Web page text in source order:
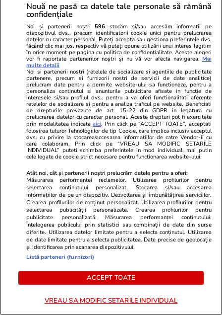
lume în 2026 și pe ce loc se află
România în clasamentul global
despre
regulate la
femeii este
hormonal”
Lifestyle 08 iul.
Ce este oțetul de orez și în ce
preparate se folosește
Vacanțe și Cultură 07 iul.
De ce să fotografiezi bagajul
înainte de a pleca în vacanță
Vacanțe și Cultură
Nouă ne pasă ca datele tale personale să rămână
confidențiale
Noi și partenerii noștri 596 stocăm și/sau accesăm informații pe
dispozitivul dvs., precum identificatorii cookie unici pentru prelucrarea
datelor cu caracter personal. Puteți accepta sau gestiona preferințele dvs.
făcând clic mai jos, respectiv vă puteți opune utilizării unui interes legitim
în orice moment pe pagina cu politica de confidențialitate. Aceste alegeri
vor fi raportate partenerilor noștri și nu vă vor afecta navigarea. Mai
multe detalii
Noi si partenerii nostri (retelele de socializare si agentiile de publicitate
partenere, precum si furnizorii nostri de servicii de date analitice)
prelucram date pentru a permite website-ului sa functioneze, pentru a
personaliza continutul si anunturile publicitare afisate in functie de
interesele si/sau profilul dvs., pentru a va oferi functionalitati aferente
retelelor de socializare si pentru a analiza traficul pe website. Beneficiati
de drepturile prevazute de art. 15-22 din GDPR in legatura cu
prelucrarea datelor cu caracter personal. Aceste drepturi pot fi exercitate
prin modalitatea indicataaici. Prin click pe “ACCEPT TOATE”, acceptati
folosirea tuturor Tehnologiilor de tip Cookie, care implica inclusiv acceptul
dvs. cu privire la stocarea/accesarea informatiilor de catre Vendor-ii cu
care colaboram. Prin click pe “VREAU SA MODIFIC SETARILE
INDIVIDUAL” puteti schimba preferintele in mod individual, mai putin
cele legate de cookie strict necesare pentru functionarea website-ului.
Atât noi, cât și partenerii noștri prelucrăm datele pentru a oferi:
Măsurarea performanței reclamelor. Utilizarea profilurilor pentru
selectarea conținutului personalizat. Stocarea și/sau accesarea
informațiilor de pe un dispozitiv. Dezvoltarea și îmbunătățirea serviciilor.
Crearea profilurilor de conținut personalizat. Utilizarea profilurilor pentru
selectarea publicității personalizate. Crearea profilurilor pentru
publicitate personalizată. Măsurarea performanței conținutului.
Înțelegerea publicului prin statistici sau combinații de date din surse
diferite. Utilizarea datelor limitate pentru a selecta conținutul. Utilizarea
de date limitate pentru a selecta publicitatea. Date precise de geolocație
și identificarea prin scanarea dispozitivului.
Listă parteneri (furnizori)
ACCEPT TOATE
VREAU SA MODIFIC SETARILE INDIVIDUAL